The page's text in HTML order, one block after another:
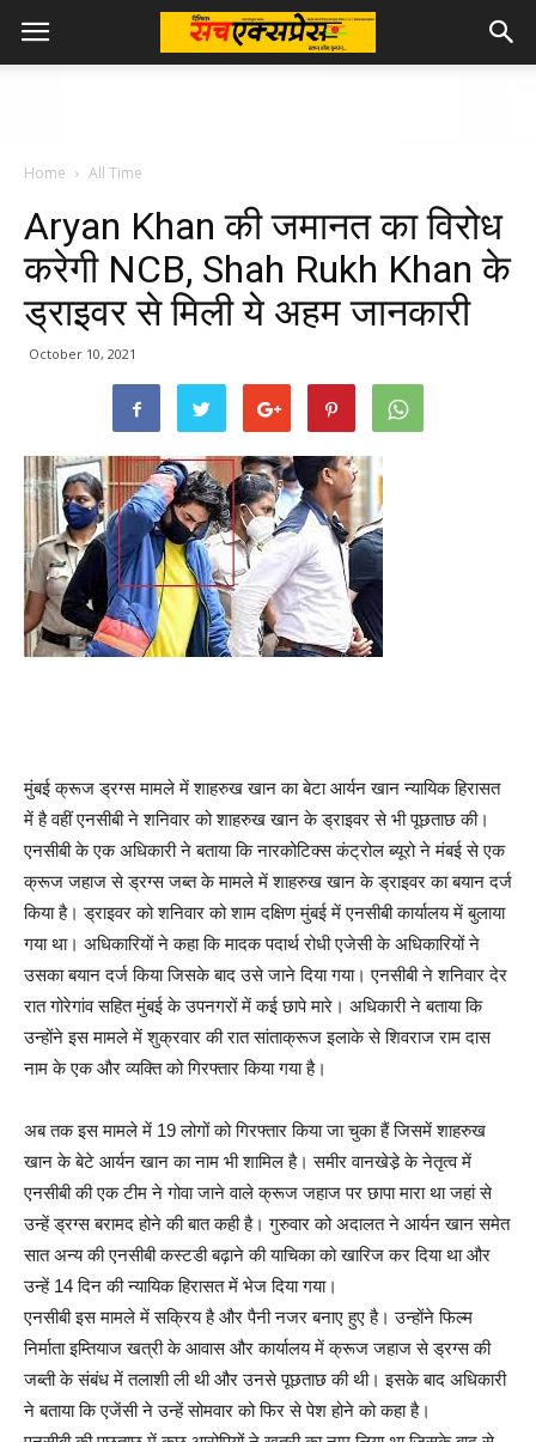
Home All Time
Aryan Khan की जमानत का विरोध
करेगी NCB, Shah Rukh Khan के
ड्राइवर से मिली ये अहम जानकारी
October 10, 2021
मुंबई क्रूज ड्रग्स मामले में शाहरुख खान का बेटा आर्यन खान न्यायिक हिरासत
में है वहीं एनसीबी ने शनिवार को शाहरुख खान के ड्राइवर से भी पूछताछ की।
एनसीबी के एक अधिकारी ने बताया कि नारकोटिक्स कंट्रोल ब्यूरो ने मंबई से एक
क्रूज जहाज से ड्रग्स जब्त के मामले में शाहरुख खान के ड्राइवर का बयान दर्ज
किया है। ड्राइवर को शनिवार को शाम दक्षिण मुंबई में एनसीबी कार्यालय में बुलाया
गया था। अधिकारियों ने कहा कि मादक पदार्थ रोधी एजेसी के अधिकारियों ने
उसका बयान दर्ज किया जिसके बाद उसे जाने दिया गया। एनसीबी ने शनिवार देर
रात गोरेगांव सहित मुंबई के उपनगरों में कई छापे मारे। अधिकारी ने बताया कि
उन्होंने इस मामले में शुक्रवार की रात सांताक्रूज इलाके से शिवराज राम दास
नाम के एक और व्यक्ति को गिरफ्तार किया गया है।
अब तक इस मामले में 19 लोगों को गिरफ्तार किया जा चुका हैं जिसमें शाहरुख
खान के बेटे आर्यन खान का नाम भी शामिल है। समीर वानखेडे़ के नेतृत्व में
एनसीबी की एक टीम ने गोवा जाने वाले क्रूज जहाज पर छापा मारा था जहां से
उन्हें ड्रग्स बरामद होने की बात कही है। गुरुवार को अदालत ने आर्यन खान समेत
सात अन्य की एनसीबी कस्टडी बढ़ाने की याचिका को खारिज कर दिया था और
उन्हें 14 दिन की न्यायिक हिरासत में भेज दिया गया।
एनसीबी इस मामले में सक्रिय है और पैनी नजर बनाए हुए है। उन्होंने फिल्म
निर्माता इम्तियाज खत्री के आवास और कार्यालय में क्रूज जहाज से ड्रग्स की
जब्ती के संबंध में तलाशी ली थी और उनसे पूछताछ की थी। इसके बाद अधिकारी
ने बताया कि एजेंसी ने उन्हें सोमवार को फिर से पेश होने को कहा है।